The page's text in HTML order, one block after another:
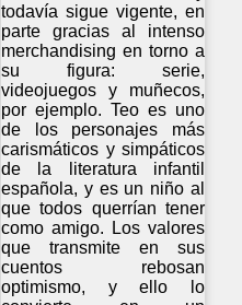
todavía sigue vigente, en
parte gracias al intenso
merchandising en torno a
su figura: serie,
videojuegos y muñecos,
por ejemplo. Teo es uno
de los personajes más
carismáticos y simpáticos
de la literatura infantil
española, y es un niño al
que todos querrían tener
como amigo. Los valores
que transmite en sus
cuentos rebosan
optimismo, y ello lo